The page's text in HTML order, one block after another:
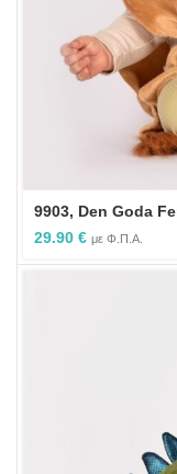
9903, Den Goda
29.90 € με Φ.Π.Α.